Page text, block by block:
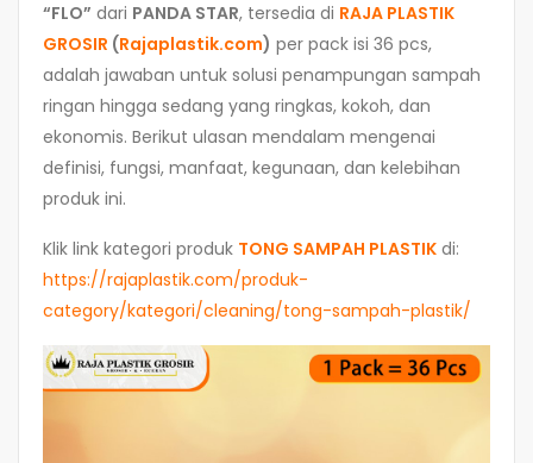
“FLO” dari PANDA STAR, tersedia di RAJA PLASTIK
GROSIR (Rajaplastik.com) per pack isi 36 pcs,
adalah jawaban untuk solusi penampungan sampah
ringan hingga sedang yang ringkas, kokoh, dan
ekonomis. Berikut ulasan mendalam mengenai
definisi, fungsi, manfaat, kegunaan, dan kelebihan
produk ini.
Klik link kategori produk TONG SAMPAH PLASTIK di:
https://rajaplastik.com/produk-
category/kategori/cleaning/tong-sampah-plastik/